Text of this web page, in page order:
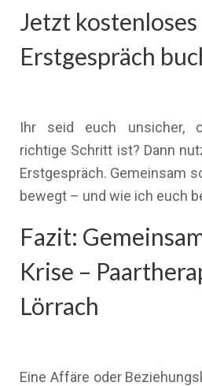
Jetzt kostenloses
Erstgespräch
Ihr seid euch unsicher,
richtige Schritt ist? Dann
Erstgespräch. Gemeinsam
bewegt – und wie ich euch
Fazit:
Krise –
Lörrach
Eine Affäre oder